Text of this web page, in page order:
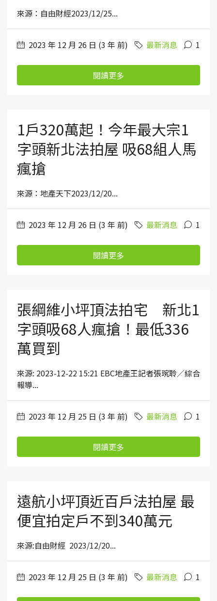
來源：自由財經2023/12/25...
2023 年 12 月 26 日 (3 年 前) 最新消息 1
閱讀更多
1戶320萬起！今年最大宗1
字頭新北法拍屋 吸68組人馬
瘋搶
來源：地產天下2023/12/20...
2023 年 12 月 26 日 (3 年 前) 最新消息 1
閱讀更多
張綱維小坪頂法拍宅 新北1
字頭吸68人瘋搶！最低336
萬買到
來源: 2023-12-22 15:21 EBC地產王記者張琬聆／綜合
報導...
2023 年 12 月 25 日 (3 年 前) 最新消息 1
閱讀更多
遠航小坪頂近百戶法拍屋 最
便宜拍定戶不到340萬元
來源:自由財經 2023/12/20...
2023 年 12 月 25 日 (3 年 前) 最新消息 1